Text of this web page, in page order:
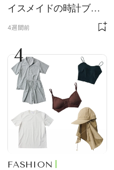
イスメイドの時計ブラ
ンド【フレデリック・
をレビュー。【それい
け！ 良品ハンター】
4週間前
4
FASHION